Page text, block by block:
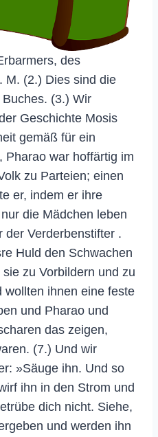
des
M. (2.) Dies sind die
(3.) Wir
Geschichte Mosis
gemäß für ein
Pharao war hoffärtig im
zu Parteien; einen
er, indem er ihre
die Mädchen leben
der Verderbenstifter .
Huld den Schwachen
zu Vorbildern und zu
wollten ihnen eine feste
und Pharao und
das zeigen,
(7.) Und wir
»Säuge ihn. Und so
ihn in den Strom und
dich nicht. Siehe,
und werden ihn